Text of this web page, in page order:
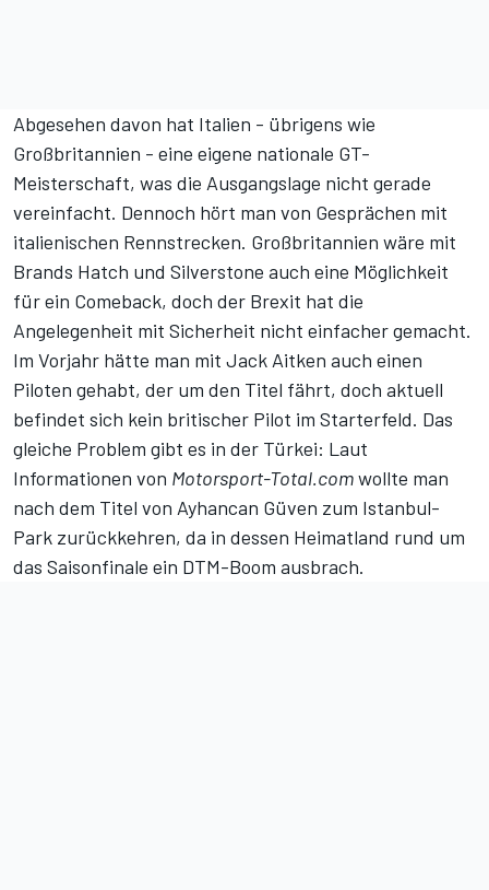
Abgesehen davon hat Italien - übrigens wie
Großbritannien - eine eigene nationale GT-
Meisterschaft, was die Ausgangslage nicht gerade
vereinfacht. Dennoch hört man von Gesprächen mit
italienischen Rennstrecken. Großbritannien wäre mit
Brands Hatch und Silverstone auch eine Möglichkeit
für ein Comeback, doch der Brexit hat die
Angelegenheit mit Sicherheit nicht einfacher gemacht.
Im Vorjahr hätte man mit Jack Aitken auch einen
Piloten gehabt, der um den Titel fährt, doch aktuell
befindet sich kein britischer Pilot im Starterfeld. Das
gleiche Problem gibt es in der Türkei: Laut
Informationen von Motorsport-Total.comwollte man
nach dem Titel von Ayhancan Güven zum Istanbul-
Park zurückkehren, da in dessen Heimatland rund um
das Saisonfinale ein DTM-Boom ausbrach.